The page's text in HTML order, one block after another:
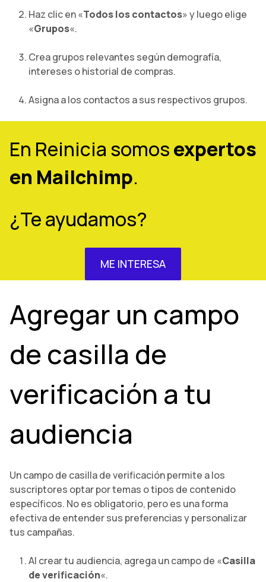
Haz clic en «Todos los contactos» y luego elige
«Grupos«.
Crea grupos relevantes según demografía,
intereses o historial de compras.
Asigna a los contactos a sus respectivos grupos.
En Reinicia somosexpertos
en Mailchimp.
¿Te ayudamos?
ME INTERESA
Agregar un campo
de casilla de
verificación a tu
audiencia
Un campo de casilla de verificación permite a los
suscriptores optar por temas o tipos de contenido
específicos. No es obligatorio, pero es una forma
efectiva de entender sus preferencias y personalizar
tus campañas.
Al crear tu audiencia, agrega un campo de «Casilla
de verificación«.